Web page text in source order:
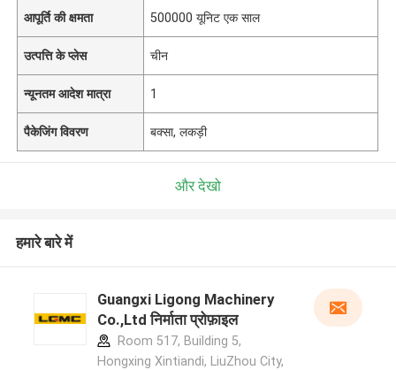
आपूर्ति की क्षमता 500000 यूनिट एक साल
उत्पत्ति के प्लेस चीन
न्यूनतम आदेश मात्रा 1
पैकेजिंग विवरण बक्सा, लकड़ी
और देखो
हमारे बारे में
Guangxi Ligong Machinery
Co.,Ltd निर्माता प्रोफ़ाइल
Room 517, Building 5,
Hongxing Xintiandi, LiuZhou City,